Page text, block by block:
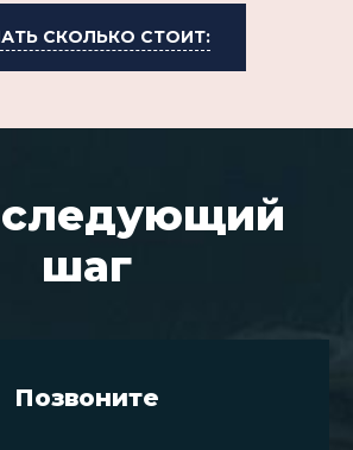
СКОЛЬКО СТОИТ:
шаг
Позвоните